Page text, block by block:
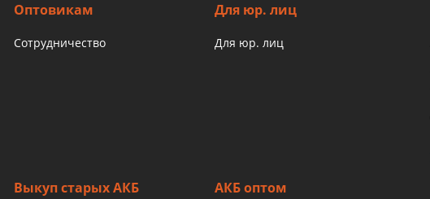
Оптовикам
Сотрудничество
Для юр. лиц
Для юр. лиц
Выкуп старых АКБ АКБ оптом